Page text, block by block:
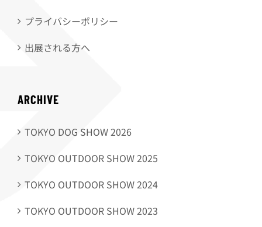
プライバシーポリシー
出展される方へ
ARCHIVE
TOKYO DOG SHOW 2026
TOKYO OUTDOOR SHOW 2025
TOKYO OUTDOOR SHOW 2024
TOKYO OUTDOOR SHOW 2023